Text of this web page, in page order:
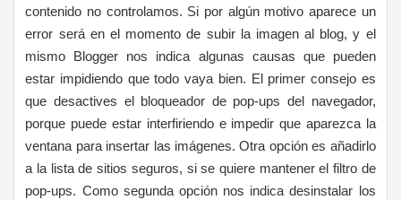
contenido no controlamos. Si por algún motivo aparece un
error será en el momento de subir la imagen al blog, y el
mismo Blogger nos indica algunas causas que pueden
estar impidiendo que todo vaya bien. El primer consejo es
que desactives el bloqueador de pop-ups del navegador,
porque puede estar interfiriendo e impedir que aparezca la
ventana para insertar las imágenes. Otra opción es añadirlo
a la lista de sitios seguros, si se quiere mantener el filtro de
pop-ups. Como segunda opción nos indica desinstalar los